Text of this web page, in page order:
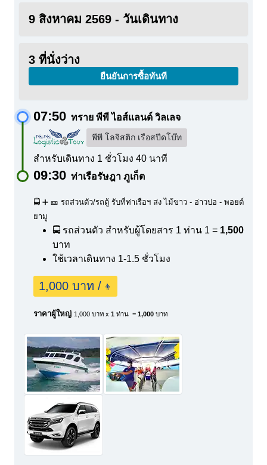
9 สิงหาคม 2569 - วันเดินทาง
3 ที่นั่งว่าง
ยืนยันการซื้อทันที
07:50 ทราย พีพี ไอส์แลนด์ วิลเลจ
พีพี โลจิสติก เรือสปีดโบ๊ท
สำหรับเดินทาง 1 ชั่วโมง 40 นาที
09:30 ท่าเรือรัษฎา ภูเก็ต
🚍 ➕ 🎫 รถส่วนตัว/รถตู้ รับที่ท่าเรือฯ ส่ง ไม้ขาว - อ่าวปอ - พอยต์
ยามู
🚍 รถส่วนตัว สำหรับผู้โดยสาร 1 ท่าน 1 = 1,500
บาท
ใช้เวลาเดินทาง 1-1.5 ชั่วโมง
1,000 บาท / 👨
ราคาผู้ใหญ่ 1,000 บาท x 1 ท่าน = 1,000 บาท